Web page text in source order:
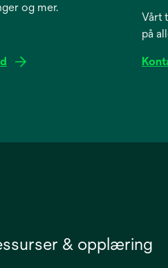
og mer.
Vårt
på
& opplæring